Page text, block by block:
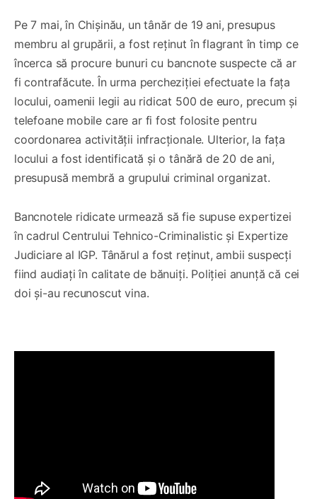
Pe 7 mai, în Chișinău, un tânăr de 19 ani, presupus
membru al grupării, a fost reținut în flagrant în timp ce
încerca să procure bunuri cu bancnote suspecte că ar
fi contrafăcute. În urma percheziției efectuate la fața
locului, oamenii legii au ridicat 500 de euro, precum și
telefoane mobile care ar fi fost folosite pentru
coordonarea activității infracționale. Ulterior, la fața
locului a fost identificată și o tânără de 20 de ani,
presupusă membră a grupului criminal organizat.
Bancnotele ridicate urmează să fie supuse expertizei
în cadrul Centrului Tehnico-Criminalistic și Expertize
Judiciare al IGP. Tânărul a fost reținut, ambii suspecți
fiind audiați în calitate de bănuiți. Poliției anunță că cei
doi și-au recunoscut vina.